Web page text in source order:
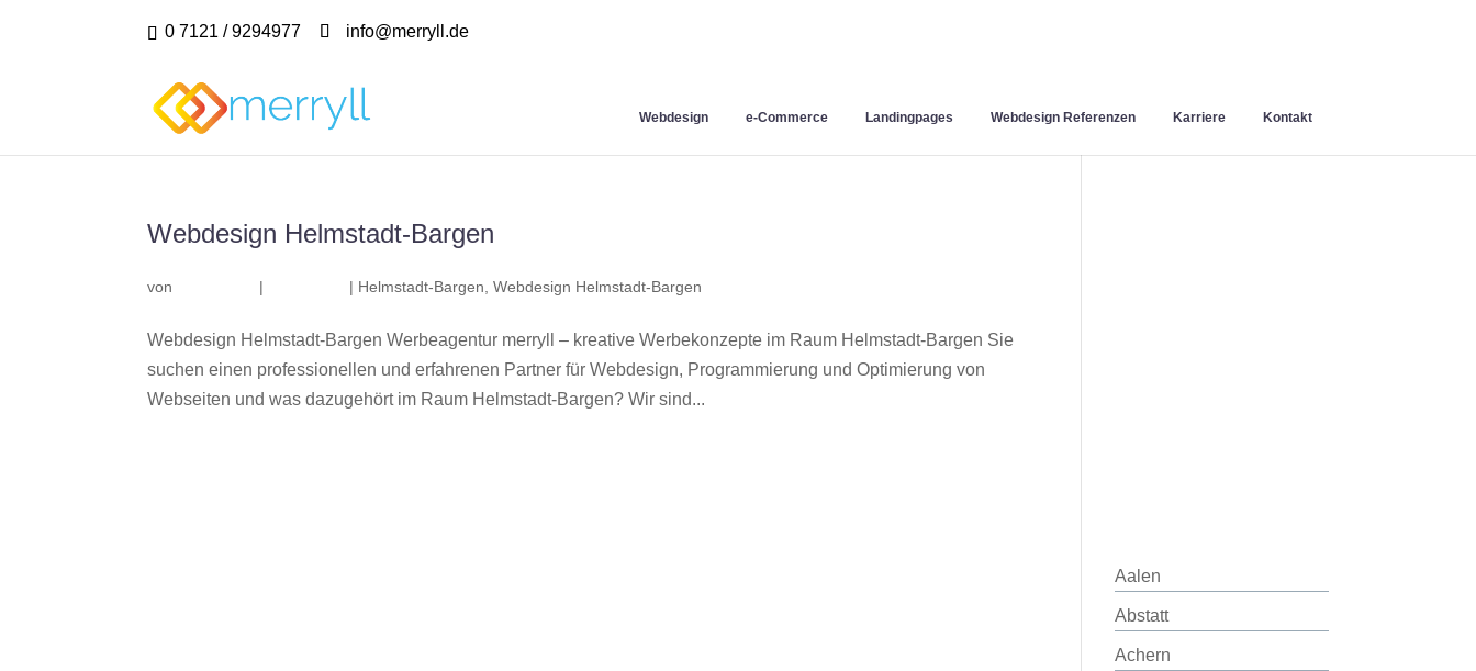
0 7121 / 9294977 info@merryll.de
Webdesign e-Commerce Landingpages Webdesign Referenzen Karriere Kontakt
Webdesign Helmstadt-Bargen
von | | Helmstadt-Bargen ,Webdesign Helmstadt-Bargen
Webdesign Helmstadt-Bargen Werbeagentur merryll – kreative Werbekonzepte im Raum Helmstadt-Bargen Sie
suchen einen professionellen und erfahrenen Partner für Webdesign, Programmierung und Optimierung von
Webseiten und was dazugehört im Raum Helmstadt-Bargen? Wir sind...
Aalen
Abstatt
Achern